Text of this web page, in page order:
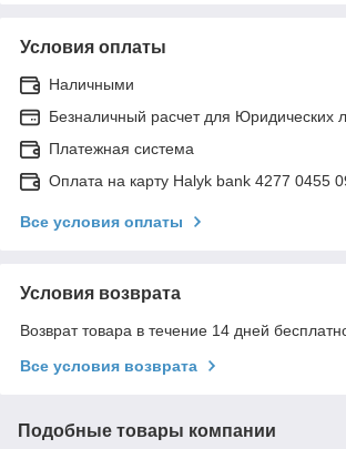
Условия оплаты
Наличными
Безналичный расчет для Юридических
Платежная система
Оплата на карту Halyk bank 4277 0455
Все условия оплаты
Условия возврата
Возврат товара в течение 14 дней
Все условия возврата
Подобные товары компании